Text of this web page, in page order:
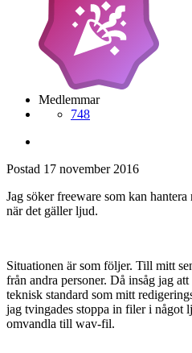
Medlemmar
748
Postad 17 november 2016
Jag söker freeware som kan
när det gäller ljud.
Situationen är som följer. Till mitt
från andra personer. Då insåg jag
teknisk standard som mitt
jag tvingades stoppa in filer i något
omvandla till wav-fil.